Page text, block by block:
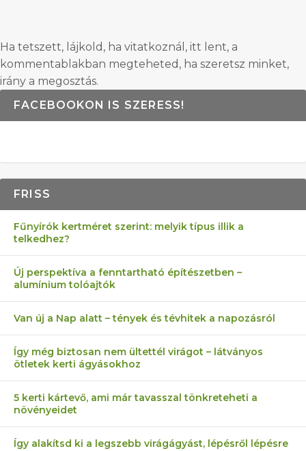
Ha tetszett, lájkold, ha vitatkoznál, itt lent, a
kommentablakban megteheted, ha szeretsz minket,
irány a megosztás.
FACEBOOKON IS SZERESS!
FRISS
Fűnyírók kertméret szerint: melyik típus illik a
telkedhez?
Új perspektíva a fenntartható építészetben –
alumínium tolóajtók
Van új a Nap alatt – tények és tévhitek a napozásról
Így még biztosan nem ültettél virágot – látványos
ötletek kerti ágyásokhoz
5 kerti kártevő, ami már tavasszal tönkreteheti a
növényeidet
Így alakítsd ki a legszebb virágágyást, lépésről lépésre